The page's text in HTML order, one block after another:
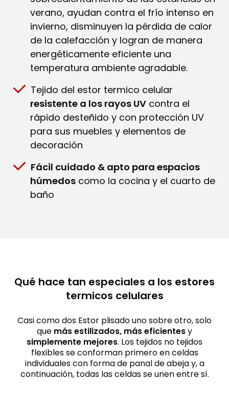
verano, ayudan contra el frío intenso en
invierno, disminuyen la pérdida de calor
de la calefacción y logran de manera
energéticamente eficiente una
temperatura ambiente agradable.
Tejido del estor termico celular
resistente a los rayos UV contra el
rápido desteñido y con protección UV
para sus muebles y elementos de
decoración
Fácil cuidado & apto para espacios
húmedos como la cocina y el cuarto de
baño
Qué hace tan especiales a los estores
termicos celulares
Casi como dos Estor plisado uno sobre otro, solo
que más estilizados, más eficientesy
simplemente mejores. Los tejidos no tejidos
flexibles se conforman primero en celdas
individuales con forma de panal de abeja y, a
continuación, todas las celdas se unen entre sí.